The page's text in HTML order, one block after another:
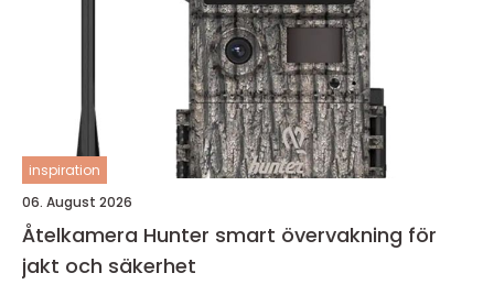
inspiration
06. August 2026
Åtelkamera Hunter smart övervakning för
jakt och säkerhet